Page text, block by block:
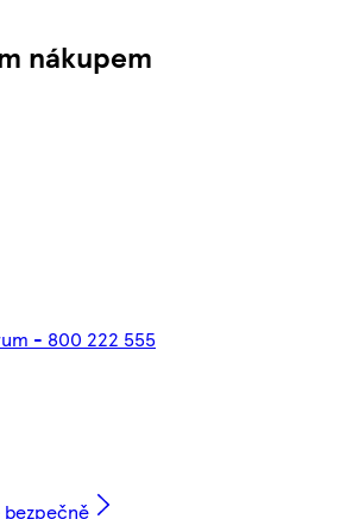
nákupem
- 800 222 555